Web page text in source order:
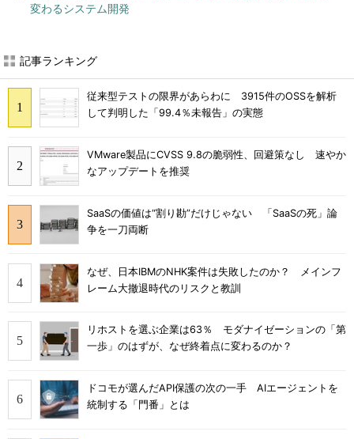
変わるシステム開発
記事ランキング
従来型テストの限界があらわに 3915件のOSSを解析
して判明した「99.4％未報告」の実態
VMware製品にCVSS 9.8の脆弱性、回避策なし 速やか
なアップデートを推奨
SaaSの価値は“割り勘”だけじゃない 「SaaSの死」論
争を一刀両断
なぜ、日本IBMのNHK案件は失敗したのか？ メインフ
レーム大撤退時代のリスクと教訓
リホストを選ぶ企業は63％ モダナイゼーションの「第
一歩」のはずが、なぜ終着点に変わるのか？
ドコモが選んだAPI保護の次の一手 AIエージェントを
統制する「門番」とは